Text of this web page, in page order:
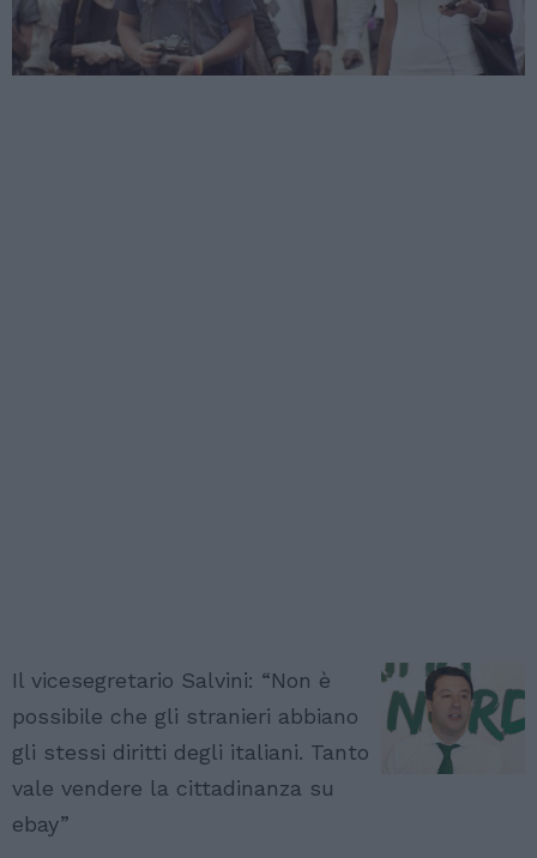
Il vicesegretario Salvini: “Non è
possibile che gli stranieri abbiano
gli stessi diritti degli italiani. Tanto
vale vendere la cittadinanza su
ebay”